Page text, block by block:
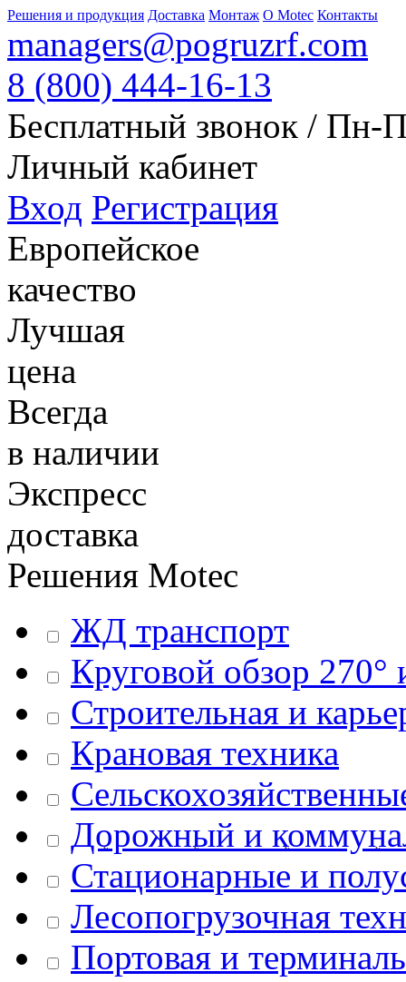
Решения и продукция Доставка Монтаж О Motec Контакты
managers@pogruzrf.com
8 (800) 444-16-13
Бесплатный звонок / Пн-
Личный кабинет
Вход Регистрация
Европейское
качество
Лучшая
цена
Всегда
в наличии
Экспресс
доставка
Решения Motec
ЖД транспорт
Круговой обзор 270°
Строительная и
Крановая техника
Дорожный и
Стационарные и
Лесопогрузочная
Портовая и